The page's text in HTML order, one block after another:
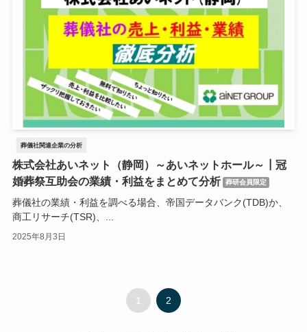
葬儀社関連企業の分析
株式会社あいネット（静岡）～あいネットホール～┃冠
婚葬祭互助会の業績・利益をまとめて分析
葬研会員限定
葬儀社の業績・利益を調べる場合、帝国データバンク(TDB)か、
商工リサーチ(TSR)、...
2025年8月3日
1 2